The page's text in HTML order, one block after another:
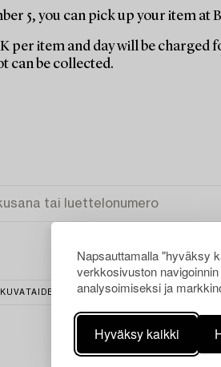
Napsauttamalla "hyväksy
verkkosivuston
analysoimiseksi ja
Hyväksy kaikki
5, you can pick up your item at
per item and day will be
can be collected.
TYHJENNÄ KAIKKI